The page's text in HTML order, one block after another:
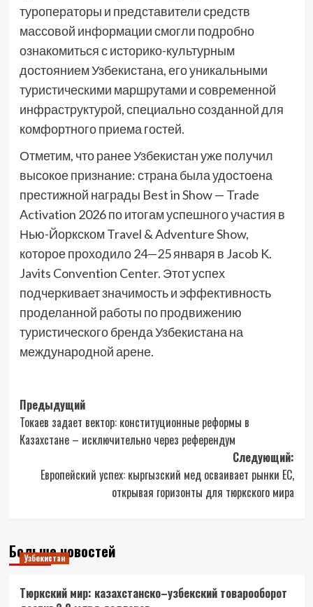
туроператоры и представители средств
массовой информации смогли подробно
ознакомиться с историко-культурным
достоянием Узбекистана, его уникальными
туристическими маршрутами и современной
инфраструктурой, специально созданной для
комфортного приема гостей.
Отметим, что ранее Узбекистан уже получил
высокое признание: страна была удостоена
престижной награды Best in Show — Trade
Activation 2026 по итогам успешного участия в
Нью-Йоркском Travel & Adventure Show,
которое проходило 24—25 января в Jacob K.
Javits Convention Center. Этот успех
подчеркивает значимость и эффективность
проделанной работы по продвижению
туристического бренда Узбекистана на
международной арене.
Навигация
записи
Предыдущий
Токаев задает вектор: конституционные реформы в
Казахстане – исключительно через референдум
Следующий:
Европейский успех: кыргызский мед осваивает рынки ЕС,
открывая горизонты для тюркского мира
Больше новостей
Узбекистан
Тюркский мир: казахстанско–узбекский товарооборот